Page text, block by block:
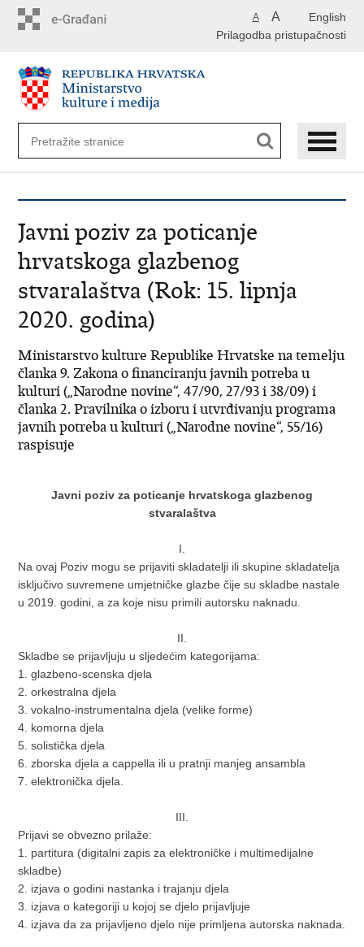
English
A A
Prilagodba pristupačnosti
Javni poziv za poticanje
hrvatskoga glazbenog
stvaralaštva (Rok: 15. lipnja
2020. godina)
Ministarstvo kulture Republike Hrvatske na temelju
članka 9. Zakona o financiranju javnih potreba u
kulturi („Narodne novine“, 47/90, 27/93 i 38/09) i
članka 2. Pravilnika o izboru i utvrđivanju programa
javnih potreba u kulturi („Narodne novine“, 55/16)
raspisuje
Javni poziv za poticanje hrvatskoga glazbenog
stvaralaštva
I.
Na ovaj Poziv mogu se prijaviti skladatelji ili skupine skladatelja
isključivo suvremene umjetničke glazbe čije su skladbe nastale
u 2019. godini, a za koje nisu primili autorsku naknadu.
II.
Skladbe se prijavljuju u sljedećim kategorijama:
1. glazbeno-scenska djela
2. orkestralna djela
3. vokalno-instrumentalna djela (velike forme)
4. komorna djela
5. solistička djela
6. zborska djela a cappella ili u pratnji manjeg ansambla
7. elektronička djela.
III.
Prijavi se obvezno prilaže:
1. partitura (digitalni zapis za elektroničke i multimedijalne
skladbe)
2. izjava o godini nastanka i trajanju djela
3. izjava o kategoriji u kojoj se djelo prijavljuje
4. izjava da za prijavljeno djelo nije primljena autorska naknada.